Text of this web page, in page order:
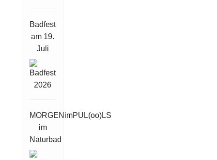
Badfest
am 19.
Juli
MORGENimPUL(oo)LS
im
Naturbad